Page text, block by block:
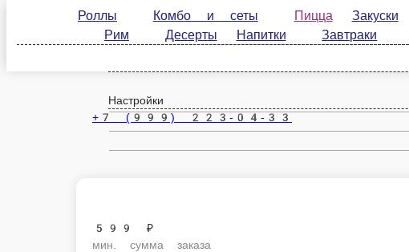
Санкт-Петербург
Настройки
+7 (999) 223-04-33
599 ₽
мин. сумма заказа
Роллы Комбо и сеты Закуски Салаты
Десерты
Напитки Завтраки Соусы и другое